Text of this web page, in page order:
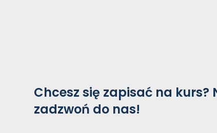
Chcesz się zapisać na kurs?
zadzwoń do nas!